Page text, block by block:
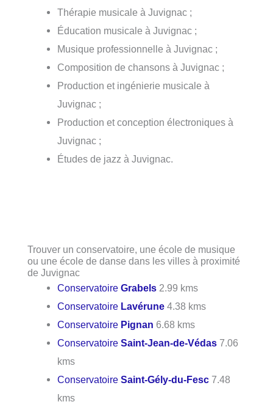
Thérapie musicale à Juvignac ;
Éducation musicale à Juvignac ;
Musique professionnelle à Juvignac ;
Composition de chansons à Juvignac ;
Production et ingénierie musicale à
Juvignac ;
Production et conception électroniques à
Juvignac ;
Études de jazz à Juvignac.
Trouver un conservatoire, une école de musique
ou une école de danse dans les villes à proximité
de Juvignac
ConservatoireGrabels 2.99 kms
Conservatoire Lavérune 4.38 kms
Conservatoire Pignan 6.68 kms
ConservatoireSaint-Jean-de-Védas 7.06
kms
ConservatoireSaint-Gély-du-Fesc 7.48
kms